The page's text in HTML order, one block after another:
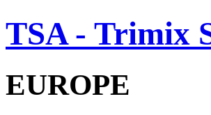
TSA - Trimix
EUROPE